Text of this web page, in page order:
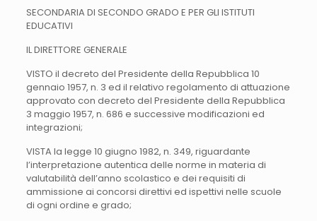
SECONDARIA DI SECONDO GRADO E PER GLI ISTITUTI
EDUCATIVI
IL DIRETTORE GENERALE
VISTO il decreto del Presidente della Repubblica 10
gennaio 1957, n. 3 ed il relativo regolamento di attuazione
approvato con decreto del Presidente della Repubblica
3 maggio 1957, n. 686 e successive modificazioni ed
integrazioni;
VISTA la legge 10 giugno 1982, n. 349, riguardante
l’interpretazione autentica delle norme in materia di
valutabilità dell’anno scolastico e dei requisiti di
ammissione ai concorsi direttivi ed ispettivi nelle scuole
di ogni ordine e grado;